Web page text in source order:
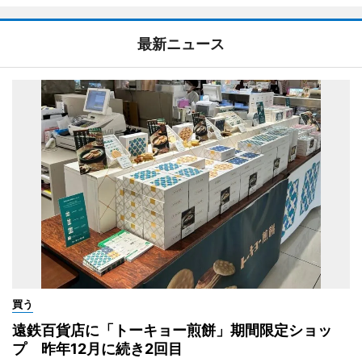
最新ニュース
買う
遠鉄百貨店に「トーキョー煎餅」期間限定ショッ
プ 昨年12月に続き2回目